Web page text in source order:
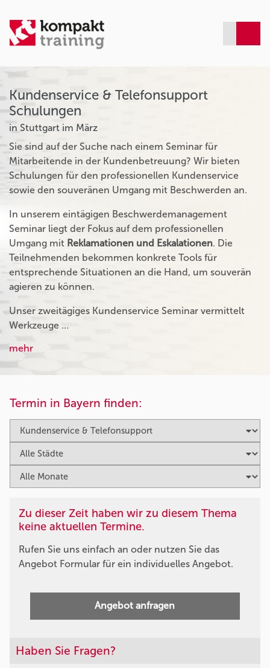
Kundenservice & Telefonsupport
Schulungen
in Stuttgart im März
Sie sind auf der Suche nach einem Seminar für
Mitarbeitende in der Kundenbetreuung? Wir bieten
Schulungen für den professionellen Kundenservice
sowie den souveränen Umgang mit Beschwerden an.
In unserem eintägigen Beschwerdemanagement
Seminar liegt der Fokus auf dem professionellen
Umgang mit Reklamationen und Eskalationen. Die
Teilnehmenden bekommen konkrete Tools für
entsprechende Situationen an die Hand, um souverän
agieren zu können.
Unser zweitägiges Kundenservice Seminar vermittelt
Werkzeuge …
mehr
Termin in Bayern finden:
Zu dieser Zeit haben wir zu diesem Thema
keine aktuellen Termine.
Rufen Sie uns einfach an oder nutzen Sie das
Angebot Formular für ein individuelles Angebot.
Angebot anfragen
Haben Sie Fragen?